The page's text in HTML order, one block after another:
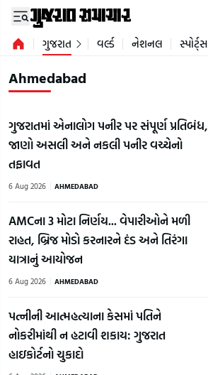
ગુજરાત વર્લ્ડ નેશનલ સ્પોર્ટ્સ
Ahmedabad
ગુજરાતમાં એનાલોગ પનીર પર સંપૂર્ણ પ્રતિબંધ,
જાણો અસલી અને નકલી પનીર વચ્ચેનો
તફાવત
6 Aug 2026 AHMEDABAD
AMCના 3 મોટા નિર્ણય... વેપારીઓને મળી
રાહત, બ્રિજ મોડો કરનારને દંડ અને તિરંગા
યાત્રાનું આયોજન
6 Aug 2026 AHMEDABAD
પત્નીની આત્મહત્યાના કેસમાં પતિને
નોકરીમાંથી ન હટાવી શકાય: ગુજરાત
હાઇકોર્ટનો ચુકાદો